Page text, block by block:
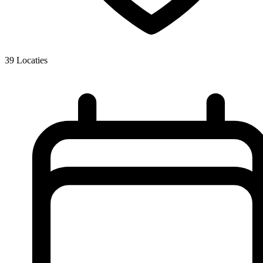
39 Locaties